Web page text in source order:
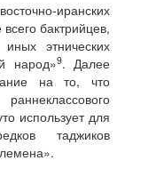
иранских
бактрийцев,
этнических
народ»9. Далее
на то, что
использует для
таджиков